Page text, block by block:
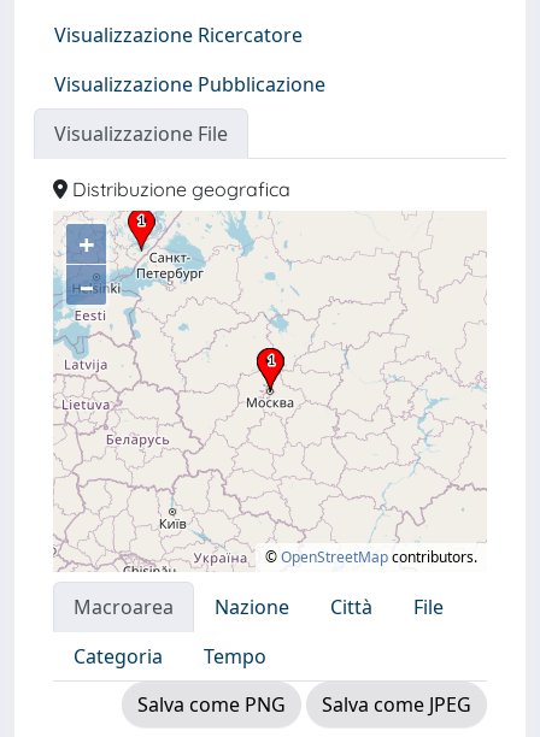
Visualizzazione Ricercatore
Visualizzazione Pubblicazione
Visualizzazione File
Distribuzione geografica
+
–
©OpenStreetMapcontributors.
Macroarea Nazione Città
File
Categoria
Tempo
Salva come PNG
Salva come JPEG